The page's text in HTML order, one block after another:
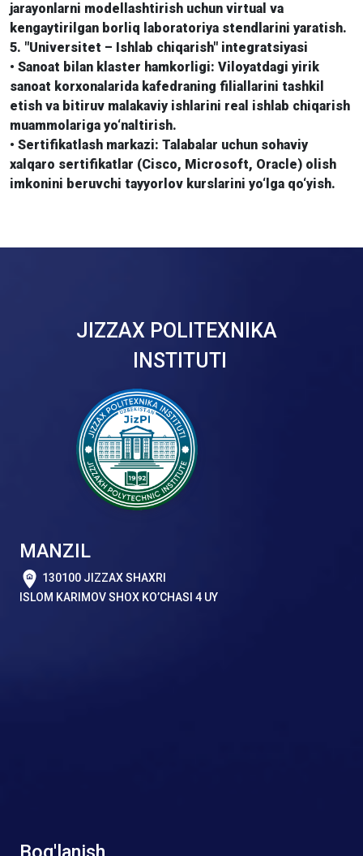
jarayonlarni modellashtirish uchun virtual va
kengaytirilgan borliq laboratoriya stendlarini yaratish.
5. "Universitet – Ishlab chiqarish" integratsiyasi
• Sanoat bilan klaster hamkorligi: Viloyatdagi yirik
sanoat korxonalarida kafedraning filiallarini tashkil
etish va bitiruv malakaviy ishlarini real ishlab chiqarish
muammolariga yo‘naltirish.
• Sertifikatlash markazi: Talabalar uchun sohaviy
xalqaro sertifikatlar (Cisco, Microsoft, Oracle) olish
imkonini beruvchi tayyorlov kurslarini yo‘lga qo‘yish.
JIZZAX POLITEXNIKA
INSTITUTI
MANZIL
130100 JIZZAX SHAXRI
ISLOM KARIMOV SHOX KO’CHASI 4 UY